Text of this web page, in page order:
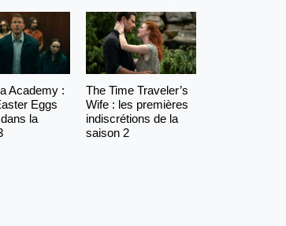
Academy :
Eggs
la
The Time Traveler’s
Wife : les premières
indiscrétions de la
saison 2